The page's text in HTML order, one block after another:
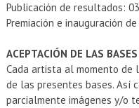
Publicación de resultados:
Premiación e inauguración
ACEPTACIÓN DE LAS BASES
Cada artista al momento de
de las presentes bases. Así
parcialmente imágenes y/o